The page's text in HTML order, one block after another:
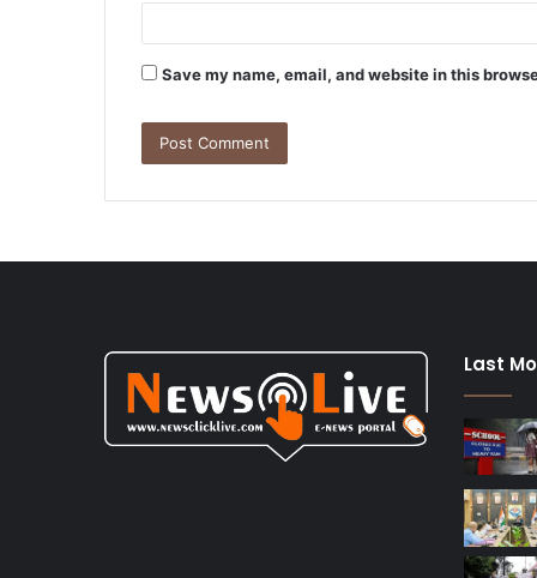
Save my name, email, and website in this
Last